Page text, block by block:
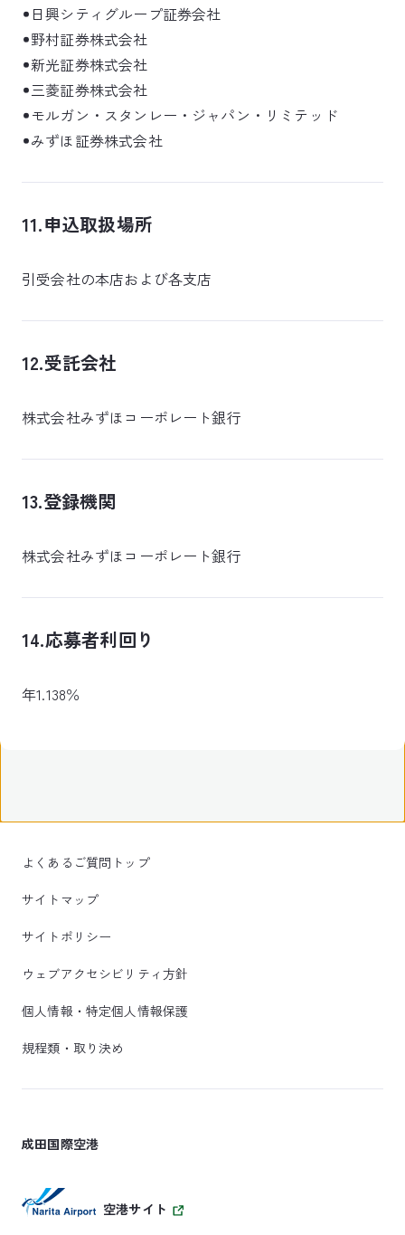
日興シティグループ証券会社
野村証券株式会社
新光証券株式会社
三菱証券株式会社
モルガン・スタンレー・ジャパン・リミテッド
みずほ証券株式会社
11.申込取扱場所
引受会社の本店および各支店
12.受託会社
株式会社みずほコーポレート銀行
13.登録機関
株式会社みずほコーポレート銀行
14.応募者利回り
年1.138％
よくあるご質問トップ
サイトマップ
サイトポリシー
ウェブアクセシビリティ方針
個人情報・特定個人情報保護
規程類・取り決め
成田国際空港
空港サイト